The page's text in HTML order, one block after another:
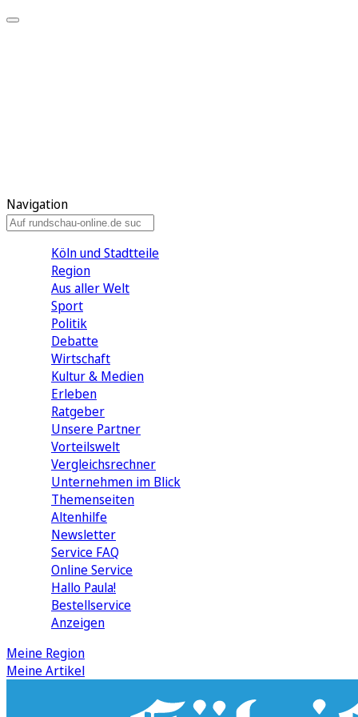
Navigation
Köln und Stadtteile
Region
Aus aller Welt
Sport
Politik
Debatte
Wirtschaft
Kultur & Medien
Erleben
Ratgeber
Unsere Partner
Vorteilswelt
Vergleichsrechner
Unternehmen im Blick
Themenseiten
Altenhilfe
Newsletter
Service FAQ
Online Service
Hallo Paula!
Bestellservice
Anzeigen
Meine Region
Meine Artikel